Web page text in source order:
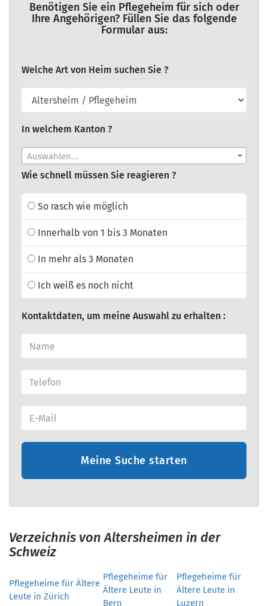
Benötigen Sie ein Pflegeheim für sich oder
Ihre Angehörigen? Füllen Sie das folgende
Formular aus:
Welche Art von Heim suchen Sie ?
In welchem Kanton ?
Auswählen...
Wie schnell müssen Sie reagieren ?
So rasch wie möglich
Innerhalb von 1 bis 3 Monaten
In mehr als 3 Monaten
Ich weiß es noch nicht
Kontaktdaten, um meine Auswahl zu erhalten :
Meine Suche starten
Verzeichnis von Altersheimen in der
Schweiz
Pflegeheime für Ältere
Leute in Zürich
Pflegeheime für
Ältere Leute in
Bern
Pflegeheime für
Ältere Leute in
Luzern